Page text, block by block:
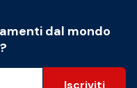
dal mondo